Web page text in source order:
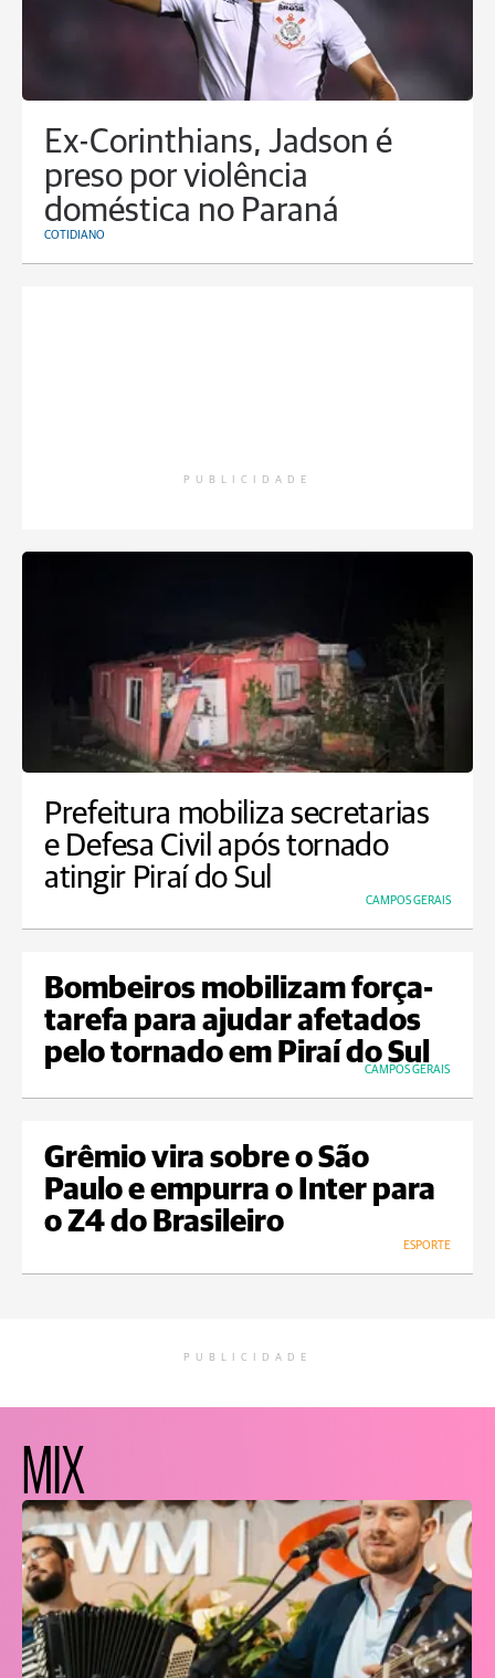
Ex-Corinthians, Jadson é
preso por violência
doméstica no Paraná
COTIDIANO
PUBLICIDADE
Prefeitura mobiliza secretarias
e Defesa Civil após tornado
atingir Piraí do Sul
CAMPOS GERAIS
Bombeiros mobilizam força-
tarefa para ajudar afetados
pelo tornado em Piraí do Sul
CAMPOS GERAIS
Grêmio vira sobre o São
Paulo e empurra o Inter para
o Z4 do Brasileiro
ESPORTE
PUBLICIDADE
MIX